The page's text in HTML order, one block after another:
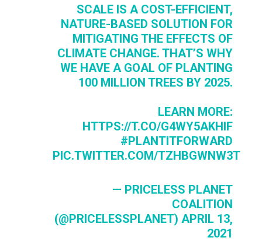
SCALE IS A COST-EFFICIENT,
NATURE-BASED SOLUTION FOR
MITIGATING THE EFFECTS OF
CLIMATE CHANGE. THAT’S WHY
WE HAVE A GOAL OF PLANTING
100 MILLION TREES BY 2025.
LEARN MORE:
HTTPS://T.CO/G4WY5AKHIF
#PLANTITFORWARD
PIC.TWITTER.COM/TZHBGWNW3T
— PRICELESS PLANET
COALITION
(@PRICELESSPLANET) APRIL 13,
2021